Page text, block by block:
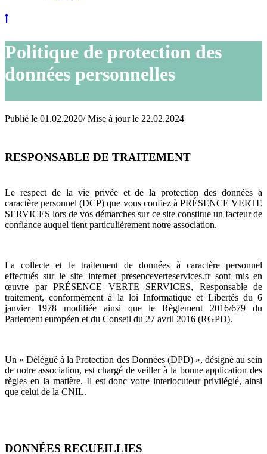
Politique de protection des
données personnelles
Publié le 01.02.2020/ Mise à jour le 22.02.2024
RESPONSABLE DE TRAITEMENT
Le respect de la vie privée et de la protection des données à
caractère personnel (DCP) que vous confiez à PRÉSENCE VERTE
SERVICES lors de vos démarches sur ce site constitue un facteur de
confiance auquel tient particulièrement notre association.
La collecte et le traitement de données à caractère personnel
effectués sur le site internet presenceverteservices.fr sont mis en
œuvre par PRÉSENCE VERTE SERVICES, Responsable de
traitement, conformément à la loi Informatique et Libertés du 6
janvier 1978 modifiée ainsi que le Règlement 2016/679 du
Parlement européen et du Conseil du 27 avril 2016 (RGPD).
Un « Délégué à la Protection des Données (DPD) », désigné au sein
de notre association, est chargé de veiller à la bonne application des
règles en la matière. Il est donc votre interlocuteur privilégié, ainsi
que celui de la CNIL.
DONNÉES RECUEILLIES